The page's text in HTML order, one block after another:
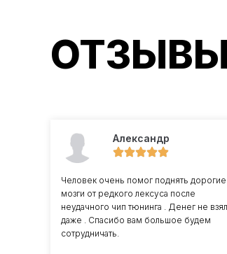
ОТЗЫВЫ
Александр
Человек очень помог поднять дорогие
мозги от редкого лексуса после
неудачного чип тюнинга . Денег не взял
даже . Спасибо вам большое будем
сотрудничать.